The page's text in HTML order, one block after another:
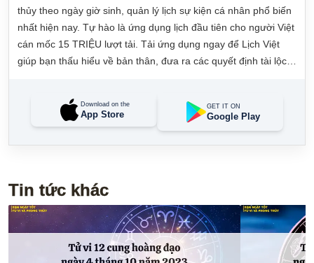
thủy theo ngày giờ sinh, quản lý lịch sự kiện cá nhân phổ biến
nhất hiện nay. Tự hào là ứng dụng lịch đầu tiên cho người Việt
cán mốc 15 TRIỆU lượt tải. Tải ứng dụng ngay để Lịch Việt
giúp bạn thấu hiểu về bản thân, đưa ra các quyết định tài lộc,
Download on the
App Store
GET IT ON
Google Play
Tin tức khác